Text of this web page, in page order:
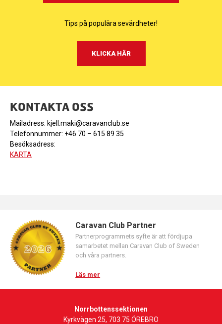
Tips på populära sevärdheter!
KLICKA HÄR
KONTAKTA OSS
Mailadress: kjell.maki@caravanclub.se
Telefonnummer: +46 70 – 615 89 35
Besöksadress:
KARTA
Caravan Club Partner
Partnerprogrammets syfte är att fördjupa
samarbetet mellan Caravan Club of Sweden
och våra partners.
Läs mer
Norrbottenssektionen
Kyrkvägen 25, 703 75 ÖREBRO